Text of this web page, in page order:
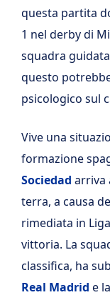
questa partita
1 nel derby di
squadra
questo
psicologico sul
Vive una
formazione
Sociedad arriva
terra, a causa
rimediata in
vittoria. La
classifica, ha
Real Madrid e